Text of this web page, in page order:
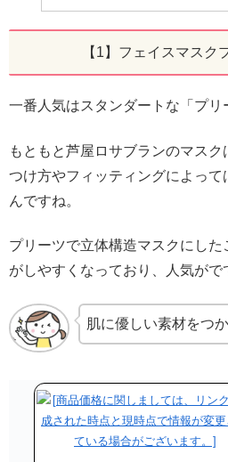
【1】フェイスマスク
一番人気はスタンダートな「プリ
もともと芦屋ロサブランのマスク
つけ方やフィッティングによって
んですね。
プリーツで立体構造マスクにし
がしやすくなっており、人気がで
肌に優しい素材をつ